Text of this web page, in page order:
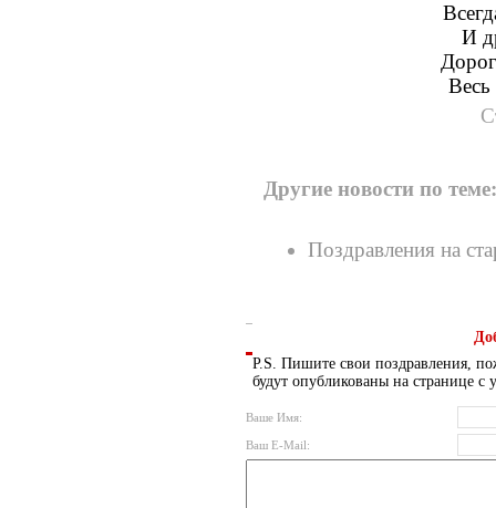
И
Весь
Другие новости по теме:
Поздравления на
P.S. Пишите свои поздравления,
будут опубликованы на странице с
Ваше Имя:
Ваш E-Mail: